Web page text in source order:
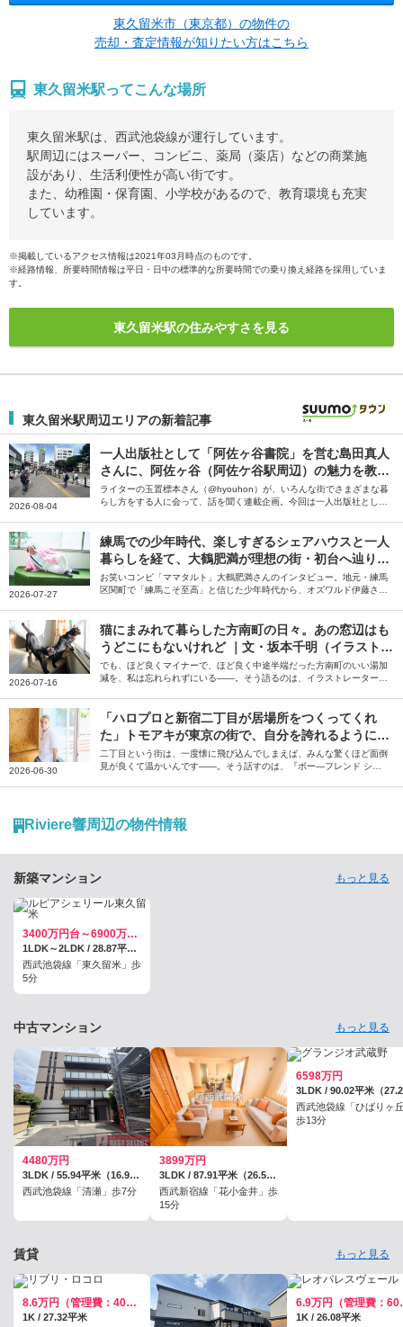
東久留米市（東京都）の物件の
売却・査定情報が知りたい方はこちら
東久留米駅ってこんな場所
東久留米駅は、西武池袋線が運行しています。
駅周辺にはスーパー、コンビニ、薬局（薬店）などの商業施
設があり、生活利便性が高い街です。
また、幼稚園・保育園、小学校があるので、教育環境も充実
しています。
※掲載しているアクセス情報は2021年03月時点のものです。
※経路情報、所要時間情報は平日・日中の標準的な所要時間での乗り換え経路を採用していま
す。
東久留米駅の住みやすさを見る
東久留米駅周辺エリアの新着記事
2026-08-04
一人出版社として「阿佐ヶ谷書院」を営む島田真人
さんに、阿佐ヶ谷（阿佐ケ谷駅周辺）の魅力を教え
てもらった
ライターの玉置標本さん（@hyouhon）が、いろんな街でさまざまな暮
らし方をする人に会って、話を聞く連載企画。今回は一人出版社として
2026-07-27
練馬での少年時代、楽しすぎるシェアハウスと一人
暮らしを経て、大鶴肥満が理想の街・初台へ辿り着
くまで
お笑いコンビ「ママタルト」大鶴肥満さんのインタビュー。地元・練馬
区関町で「練馬こそ至高」と信じた少年時代から、オズワルド伊藤さん
た。
2026-07-16
猫にまみれて暮らした方南町の日々。あの窓辺はも
うどこにもないけれど ｜文・坂本千明（イラストレ
ーター）
でも、ほど良くマイナーで、ほど良く中途半端だった方南町のいい湯加
減を、私は忘れられずにいる――。そう語るのは、イラストレーターの
2026-06-30
「ハロプロと新宿二丁目が居場所をつくってくれ
た」トモアキが東京の街で、自分を誇れるようにな
るまで
二丁目という街は、一度懐に飛び込んでしまえば、みんな驚くほど面倒
見が良くて温かいんです――。そう話すのは、『ボー―フレンド シー
Riviere響周辺の物件情報
新築マンション もっと見る
3400万円台～6900万円台／予定
1LDK～2LDK / 28.87平米～53.83平米
西武池袋線「東久留米」歩
5分
中古マンション もっと見る
4480万円
3LDK / 55.94平米（16.92坪）（壁芯）
西武池袋線「清瀬」歩7分
3899万円
3LDK / 87.91平米（26.59坪）（壁芯）
西武新宿線「花小金井」歩
15分
6598万円
西武池袋線「ひばりヶ
歩13分
賃貸 もっと見る
8.6万円（管理費：4000円）
1K / 27.32平米
6.9
1K / 26.08平米